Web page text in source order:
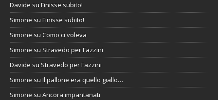
Davide su Finisse subito!
Simone su Finisse subito!
Simone su Como ci voleva
Simone su Stravedo per Fazzini
Davide su Stravedo per Fazzini
Simone su Il pallone era quello giallo…
Simone su Ancora impantanati